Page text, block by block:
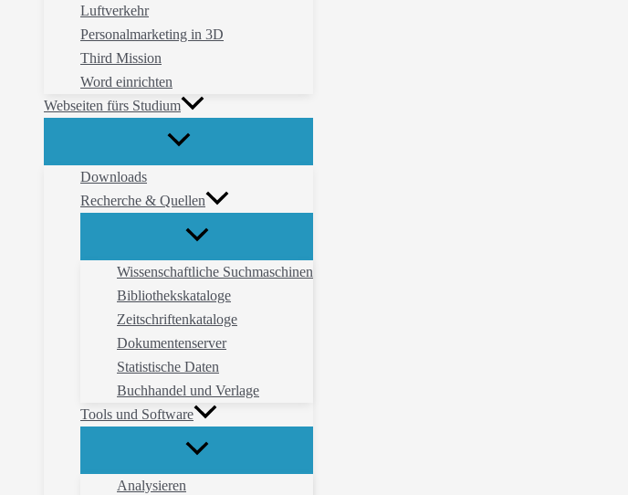
Luftverkehr
Personalmarketing in 3D
Third Mission
Word einrichten
Webseiten fürs Studium
Downloads
Recherche & Quellen
Wissenschaftliche Suchmaschinen
Bibliothekskataloge
Zeitschriftenkataloge
Dokumentenserver
Statistische Daten
Buchhandel und Verlage
Tools und Software
Analysieren